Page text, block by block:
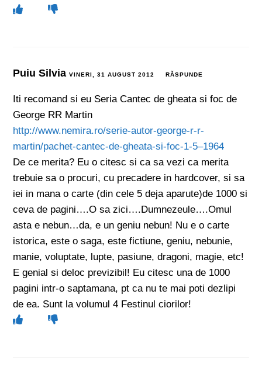
Puiu SilviaVINERI, 31 AUGUST 2012 RĂSPUNDE
Iti recomand si eu Seria Cantec de gheata si foc de
George RR Martin
http://www.nemira.ro/serie-autor-george-r-r-
martin/pachet-cantec-de-gheata-si-foc-1-5–1964
De ce merita? Eu o citesc si ca sa vezi ca merita
trebuie sa o procuri, cu precadere in hardcover, si sa
iei in mana o carte (din cele 5 deja aparute)de 1000 si
ceva de pagini….O sa zici….Dumnezeule….Omul
asta e nebun…da, e un geniu nebun! Nu e o carte
istorica, este o saga, este fictiune, geniu, nebunie,
manie, voluptate, lupte, pasiune, dragoni, magie, etc!
E genial si deloc previzibil! Eu citesc una de 1000
pagini intr-o saptamana, pt ca nu te mai poti dezlipi
de ea. Sunt la volumul 4 Festinul ciorilor!